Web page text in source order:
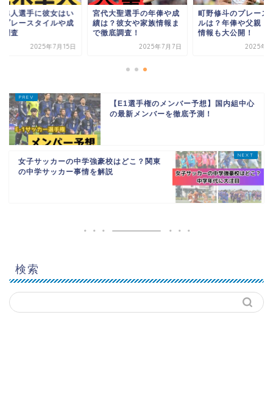
隼人選手に彼女はい
プレースタイルや成
調査
2025年7月15日
宮代大聖選手の年俸や成
績は？彼女や家族情報ま
で徹底調査！
2025年7月7日
町野修斗のプレース
ルは？年俸や父親・
情報も大公開！
2025年9
【E1選手権のメンバー予想】国内組中心
の最新メンバーを徹底予測！
女子サッカーの中学強豪校はどこ？関東
の中学サッカー事情を解説
検索